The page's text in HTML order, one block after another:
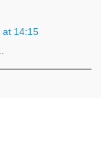
at 14:15